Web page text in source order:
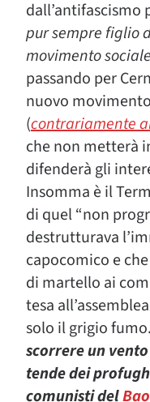
dall’antifascismo
pur sempre figlio
movimento sociale
passando per
nuovo
(contrariamente
che non metterà
difenderà gli
Insomma è il
di quel “non
destrutturava
capocomico e
di martello ai
tesa
solo il grigio fumo.
scorrere un
tende dei
comunisti del